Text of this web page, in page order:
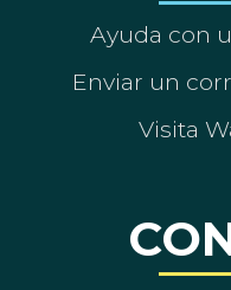
Ayuda con
Enviar un
Visita